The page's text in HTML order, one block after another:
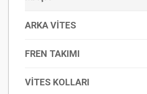
ARKA VİTES
FREN TAKIMI
VİTES KOLLARI